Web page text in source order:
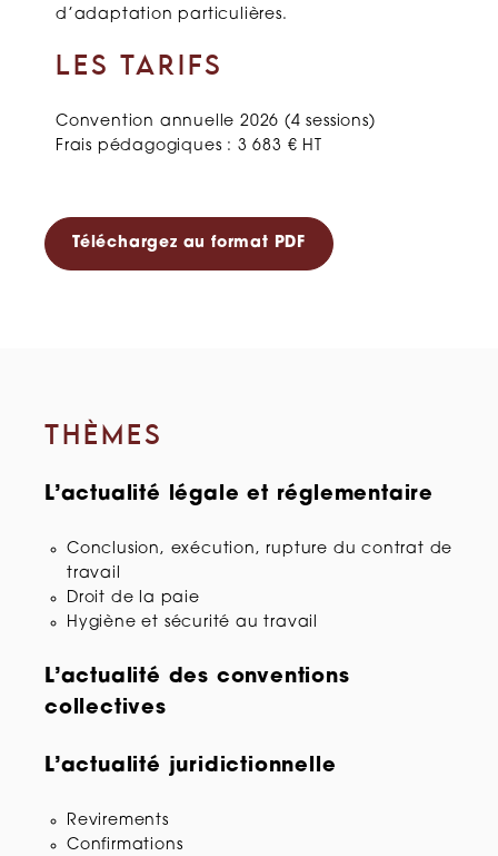
d’adaptation particulières.
LES TARIFS
Convention annuelle 2026 (4 sessions)
Frais pédagogiques : 3 683 € HT
Téléchargez au format PDF
THÈMES
L’actualité légale et réglementaire
Conclusion, exécution, rupture du contrat de
travail
Droit de la paie
Hygiène et sécurité au travail
L’actualité des conventions
collectives
L’actualité juridictionnelle
Revirements
Confirmations